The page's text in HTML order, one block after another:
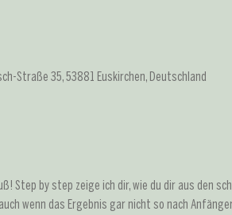
Straße 35, 53881 Euskirchen, Deutschland
Step by step zeige ich dir, wie du dir aus den
wenn das Ergebnis gar nicht so nach